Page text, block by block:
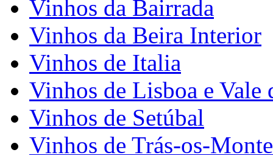
Vinhos da Bairrada
Vinhos da Beira Interior
Vinhos de Italia
Vinhos de Lisboa e Vale
Vinhos de Setúbal
Vinhos de Trás-os-